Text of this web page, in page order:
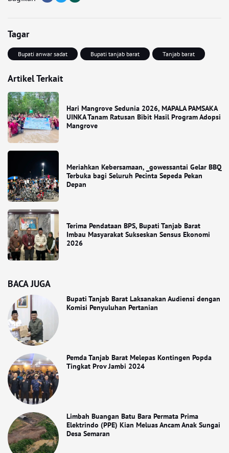
Tagar
Bupati anwar sadat Bupati tanjab barat Tanjab barat
Artikel Terkait
Hari Mangrove Sedunia 2026, MAPALA PAMSAKA
UINKA Tanam Ratusan Bibit Hasil Program Adopsi
Mangrove
Meriahkan Kebersamaan, _gowessantai Gelar BBQ
Terbuka bagi Seluruh Pecinta Sepeda Pekan
Depan
Terima Pendataan BPS, Bupati Tanjab Barat
Imbau Masyarakat Sukseskan Sensus Ekonomi
2026
BACA JUGA
Bupati Tanjab Barat Laksanakan Audiensi dengan
Komisi Penyuluhan Pertanian
Pemda Tanjab Barat Melepas Kontingen Popda
Tingkat Prov Jambi 2024
Limbah Buangan Batu Bara Permata Prima
Elektrindo (PPE) Kian Meluas Ancam Anak Sungai
Desa Semaran